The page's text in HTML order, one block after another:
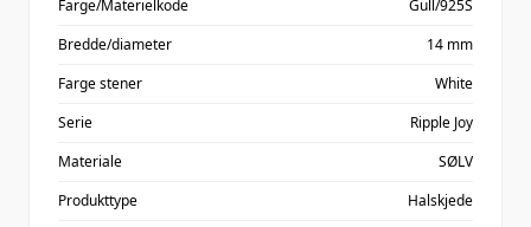
Farge/Materielkode
Gull/925S
Bredde/diameter
14 mm
Farge stener
White
Serie
Ripple Joy
Materiale
SØLV
Produkttype
Halskjede